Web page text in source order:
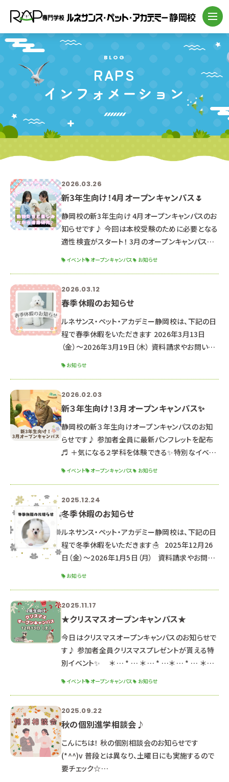
BLOG
RAPS
インフォメーション
2026.03.26
新3年生向け！4月オープンキャンパス🌷
静岡校の新3年生向け 4月オープンキャンパスのお
知らせです♪ 今回は本校受験のために必要となる
適性検査がスタート！ 3月のオープンキャンパスに
年4月18日（土） ☆時間☆ １３：００～１６：３０ （１
２：３０受付開始） ☆場所☆ 専門学校ルネサンス・
ペット・アカデミー【静岡校】 静岡県静岡市駿河区
東静岡2丁目5-15 ※駐車場はありませんので、公
共交
イベント オープンキャンパス お知らせ
2026.03.12
春季休暇のお知らせ
ルネサンス・ペット・アカデミー静岡校は、下記の日
程で春季休暇をいただきます 2026年3月13日
（金）～2026年3月19日（木） 資料請求やお問い合
オープンキャンパス予約は可能です♪
‐‐‐‐‐‐‐‐‐‐‐‐‐‐‐‐‐‐‐‐‐
‐‐‐‐‐‐‐‐‐‐‐‐‐‐‐‐‐‐‐‐‐
‐‐‐‐‐‐‐‐ ★次回のオープンキャンパス日
程★ ☞ 2026年3月21日（土
お知らせ
2026.02.03
新３年生向け！３月オープンキャンパス✨
静岡校の新３年生向けオープンキャンパスのお知
らせです♪ 参加者全員に最新パンフレットを配布
♬ ＋気になる２学科を体験できる✨特別なイベン
୨୧┈┈┈┈┈┈┈┈┈┈┈┈┈┈┈┈┈┈┈┈
┈┈┈┈┈┈┈┈┈┈┈┈┈┈┈┈┈୨୧ ２０２
６年３月２１日（土）・２２日（日） ２日間の開催です
🌟 ※２日間同じ内容のため、都合の良い方を選ん
で参加してね！ ☆時間☆
イベント オープンキャンパス お知らせ
2025.12.24
冬季休暇のお知らせ
ルネサンス・ペット・アカデミー静岡校は、下記の日
程で冬季休暇をいただきます☃ 2025年12月26
日（金）～2026年1月5日（月） 資料請求やお問い
よりオープンキャンパス予約は可能です♪
‐‐‐‐‐‐‐‐‐‐‐‐‐‐‐‐‐‐‐‐‐
‐‐‐‐‐‐‐‐‐‐‐‐‐‐‐‐‐‐‐‐‐
‐‐‐‐‐‐‐‐ ★次回のオープンキャ
お知らせ
2025.11.17
★クリスマスオープンキャンパス★
今日はクリスマスオープンキャンパスのお知らせで
す♪ 参加者全員クリスマスプレゼントが貰える特
別イベント✨ ＊ … * … ＊ … * …＊ … * … ＊ …
生向けのオープンキャンパス！ クリスマス特別イベ
ント開催予定🎀 毎年大人気のクリスマスイベント
です🎄 予約は絶賛受付中です
イベント オープンキャンパス お知らせ
2025.09.22
秋の個別進学相談会♪
こんにちは！ 秋の個別相談会のお知らせです
(*^^)v 普段とは異なり、土曜日にも実施するので
要チェック☆